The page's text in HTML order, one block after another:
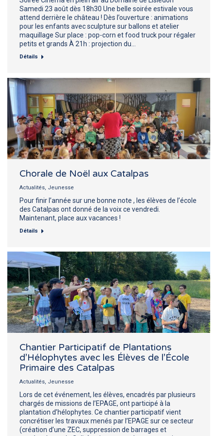
Samedi 23 août dès 18h30 Une belle soirée estivale vous
attend derrière le château ! Dès l’ouverture : animations
pour les enfants avec sculpture sur ballons et atelier
maquillage Sur place : pop-corn et food truck pour régaler
petits et grands À 21h : projection du…
Détails
Chorale de Noël aux Catalpas
Actualités, Jeunesse
Pour finir l’année sur une bonne note , les élèves de l’école
des Catalpas ont donné de la voix ce vendredi.
Maintenant, place aux vacances !
Détails
Chantier Participatif de Plantations
d’Hélophytes avec les Élèves de l’École
Primaire des Catalpas
Actualités, Jeunesse
Lors de cet événement, les élèves, encadrés par plusieurs
chargés de missions de l’EPAGE, ont participé à la
plantation d’hélophytes. Ce chantier participatif vient
concrétiser les travaux menés par l’EPAGE sur ce secteur
(création d’une ZEC, suppression de barrages et